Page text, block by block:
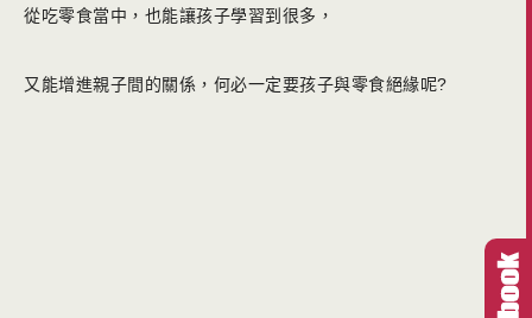
從吃零食當中，也能讓孩子學習到很多，
又能增進親子間的關係，何必一定要孩子與零食絕緣呢?